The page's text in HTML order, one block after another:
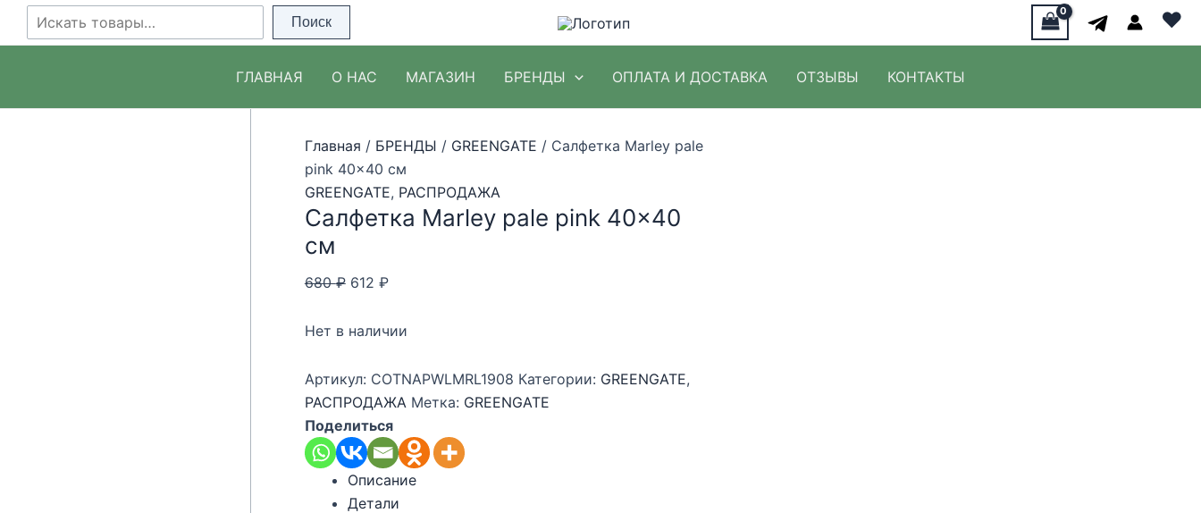
Перейти
Поиск Поиск ♥
ГЛАВНАЯ О НАС МАГАЗИН БРЕНДЫ ОПЛАТА И ДОСТАВКА ОТЗЫВЫ КОНТАКТЫ
Распродажа!
Главная / БРЕНДЫ / GREENGATE / Салфетка Marley pale
pink 40×40 см
GREENGATE, РАСПРОДАЖА
Салфетка Marley pale pink 40×40
см
680₽ Первоначальная
составляла
612 ₽Текущая
612 ₽.
Нет в наличии
Артикул: COTNAPWLMRL1908 Категории: GREENGATE,
РАСПРОДАЖА Метка: GREENGATE
Поделиться
Описание
Детали
Распродажа!
Распродажа!